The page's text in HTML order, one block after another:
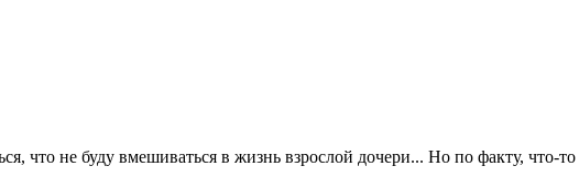
что не буду вмешиваться в жизнь взрослой дочери... Но по факту, что-